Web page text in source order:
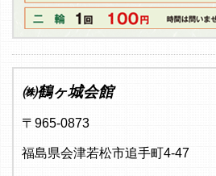
㈱鶴ヶ城会館
〒965-0873
福島県会津若松市追手町4-47